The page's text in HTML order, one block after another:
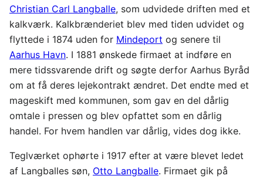
Christian Carl Langballe, som udvidede driften med et
kalkværk. Kalkbrænderiet blev med tiden udvidet og
flyttede i 1874 uden for Mindeport og senere til
Aarhus Havn. I 1881 ønskede firmaet at indføre en
mere tidssvarende drift og søgte derfor Aarhus Byråd
om at få deres lejekontrakt ændret. Det endte med et
mageskift med kommunen, som gav en del dårlig
omtale i pressen og blev opfattet som en dårlig
handel. For hvem handlen var dårlig, vides dog ikke.
Teglværket ophørte i 1917 efter at være blevet ledet
af Langballes søn, Otto Langballe. Firmaet gik på